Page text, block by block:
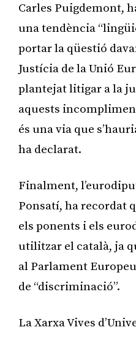
Carles Puigdemont,
una tendència
portar la qüestió
Justícia de la Unió
plantejat litigar a la
aquests
és una via que
ha declarat.
Finalment,
Ponsatí, ha recordat
els ponents i els
utilitzar el català, ja
al Parlament
de “discriminació”.
La Xarxa Vives